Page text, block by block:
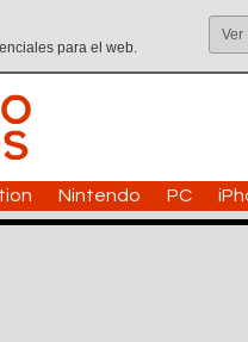
para el web.
Ver
Nintendo PC